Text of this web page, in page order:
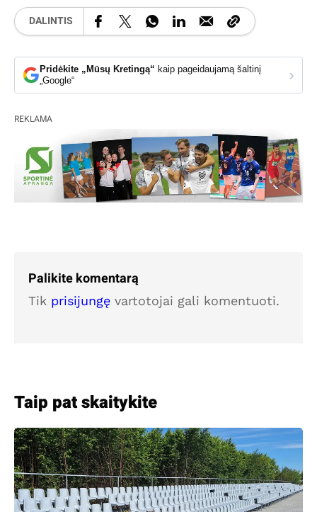
DALINTIS
Pridėkite „Mūsų Kretingą“ kaip pageidaujamą šaltinį
„Google“
›
REKLAMA
Palikite komentarą
Tik prisijungę vartotojai gali komentuoti.
Taip pat skaitykite